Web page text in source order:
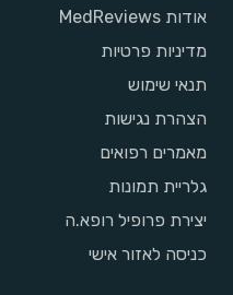
אודות MedReviews
מדיניות פרטיות
תנאי שימוש
הצהרת נגישות
מאמרים רפואים
גלריית תמונות
יצירת פרופיל רופא.ה
כניסה לאזור אישי